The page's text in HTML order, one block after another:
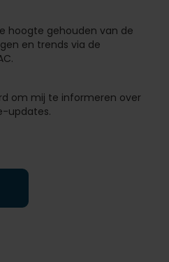
hoogte gehouden van de
en trends via de
om mij te informeren over
updates.